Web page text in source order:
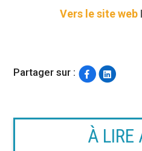
Vers le site web
Partager sur :
À LIRE